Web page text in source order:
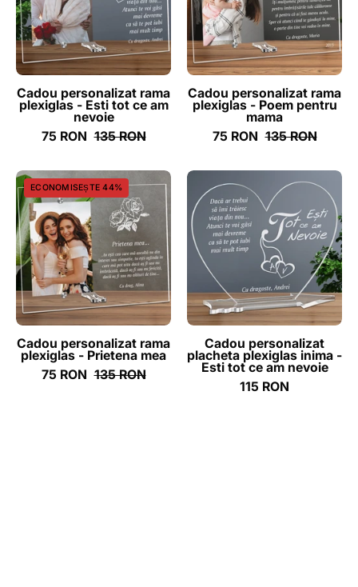
tot
ce
am
nevoie
-
Cadou personalizat rama
plexiglas - Esti tot ce am
nevoie
75 RON 135 RON
Poem
pentru
mama
-
ghizbi.ro
Cadou personalizat rama
plexiglas - Poem pentru
mama
75 RON 135 RON
Cadou
personalizat
rama
plexiglas
-
Prietena
mea
ECONOMISEȘTE 44%
Cadou personalizat rama
plexiglas - Prietena mea
75 RON 135 RON
Cadou
personalizat
placheta
plexiglas
inima
Esti
tot
ce
am
nevoie
Cadou personalizat
placheta plexiglas inima -
Esti tot ce am nevoie
115 RON